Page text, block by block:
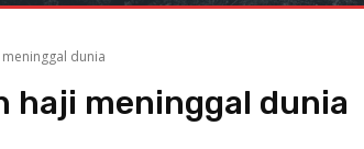
meninggal dunia
haji meninggal dunia